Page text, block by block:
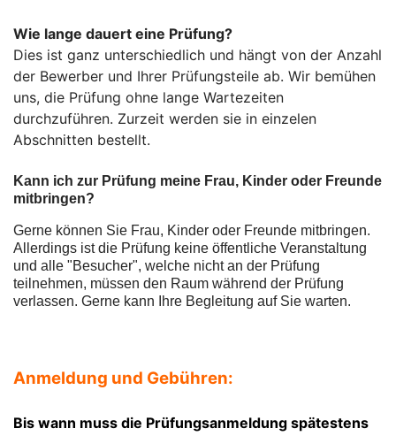
Wie lange dauert eine Prüfung?
Dies ist ganz unterschiedlich und hängt von der Anzahl
der Bewerber und Ihrer Prüfungsteile ab. Wir bemühen
uns, die Prüfung ohne lange Wartezeiten
durchzuführen. Zurzeit werden sie in einzelen
Abschnitten bestellt.
Kann ich zur Prüfung meine Frau, Kinder oder Freunde
mitbringen?
Gerne können Sie Frau, Kinder oder Freunde mitbringen.
Allerdings ist die Prüfung keine öffentliche Veranstaltung
und alle "Besucher", welche nicht an der Prüfung
teilnehmen, müssen den Raum während der Prüfung
verlassen. Gerne kann Ihre Begleitung auf Sie warten.
Anmeldung und Gebühren:
Bis wann muss die Prüfungsanmeldung spätestens